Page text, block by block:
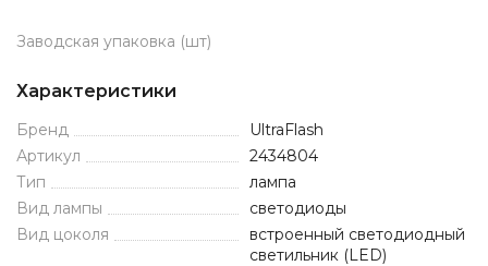
Заводская упаковка (шт)
Характеристики
Бренд
UltraFlash
Артикул
2434804
Тип
лампа
Вид лампы
светодиоды
Вид цоколя
встроенный светодиодный
светильник (LED)